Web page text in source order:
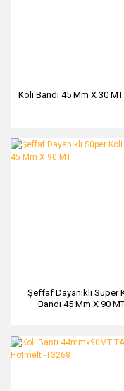
Koli Bandı 45 Mm X 30
Şeffaf Dayanıklı Süper
Bandı 45 Mm X 90